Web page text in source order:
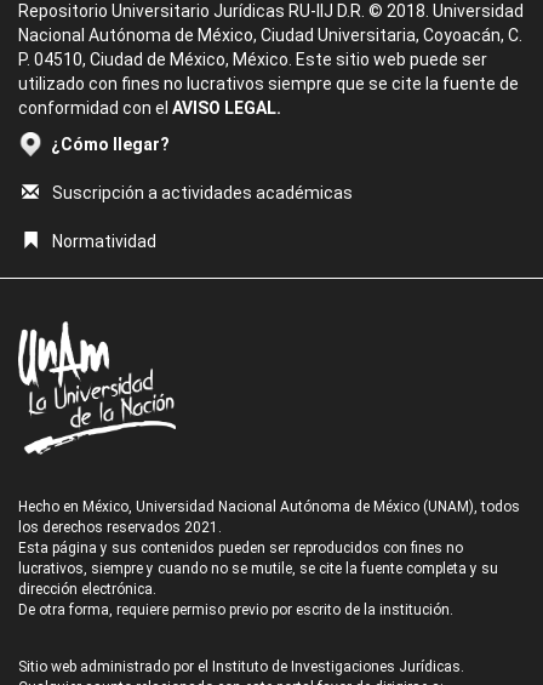
Repositorio Universitario Jurídicas RU-IIJ D.R. © 2018. Universidad
Nacional Autónoma de México, Ciudad Universitaria, Coyoacán, C.
P. 04510, Ciudad de México, México. Este sitio web puede ser
utilizado con fines no lucrativos siempre que se cite la fuente de
conformidad con el AVISO LEGAL.
¿Cómo llegar?
Suscripción a actividades académicas
Normatividad
Hecho en México, Universidad Nacional Autónoma de México (UNAM), todos
los derechos reservados 2021.
Esta página y sus contenidos pueden ser reproducidos con fines no
lucrativos, siempre y cuando no se mutile, se cite la fuente completa y su
dirección electrónica.
De otra forma, requiere permiso previo por escrito de la institución.
Sitio web administrado por el Instituto de Investigaciones Jurídicas.